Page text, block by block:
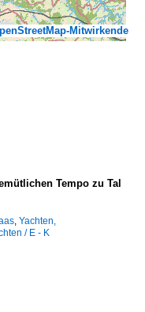
Mitwirkende
Tempo zu Tal
, Yachten,
/ E - K